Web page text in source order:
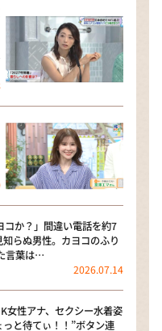
コか？」間違い電話を約7
らぬ男性。カヨコのふり
言葉は…
2026.07.14
女性アナ、セクシー水着姿
と待てぃ！！”ボタン連